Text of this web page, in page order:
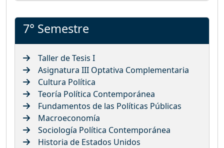
7° Semestre
Taller de Tesis I
Asignatura III Optativa Complementaria
Cultura Política
Teoría Política Contemporánea
Fundamentos de las Políticas Públicas
Macroeconomía
Sociología Política Contemporánea
Historia de Estados Unidos